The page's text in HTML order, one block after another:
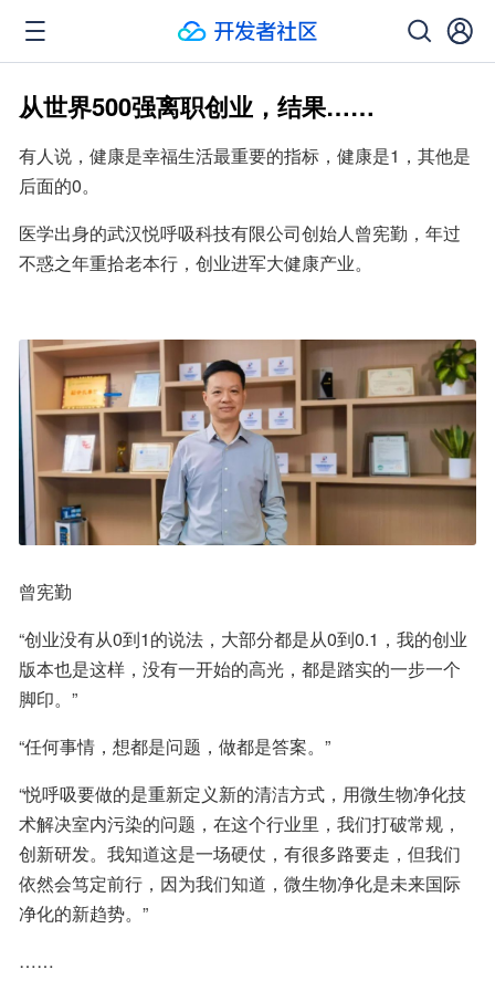
从世界500强离职创业，结果……
有人说，健康是幸福生活最重要的指标，健康是1，其他是
后面的0。
医学出身的武汉悦呼吸科技有限公司创始人曾宪勤，年过
不惑之年重拾老本行，创业进军大健康产业。
曾宪勤
“创业没有从0到1的说法，大部分都是从0到0.1，我的创业
版本也是这样，没有一开始的高光，都是踏实的一步一个
脚印。”
“任何事情，想都是问题，做都是答案。”
“悦呼吸要做的是重新定义新的清洁方式，用微生物净化技
术解决室内污染的问题，在这个行业里，我们打破常规，
创新研发。我知道这是一场硬仗，有很多路要走，但我们
依然会笃定前行，因为我们知道，微生物净化是未来国际
净化的新趋势。”
……